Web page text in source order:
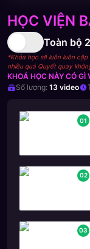
HỌC VIỆN
Toàn bộ
*Khóa học sẽ luôn luôn
nhiều quá Quyết quay
KHOÁ HỌC NÀY CÓ
Số lượng: 13 video
01
02
03